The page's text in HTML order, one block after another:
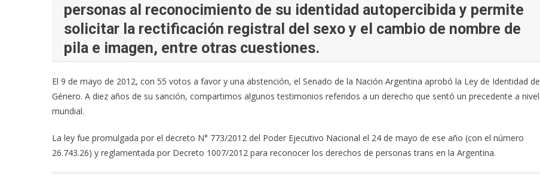
personas al reconocimiento de su identidad autopercibida y permite
solicitar la rectificación registral del sexo y el cambio de nombre de
pila e imagen, entre otras cuestiones.
El 9 de mayo de 2012, con 55 votos a favor y una abstención, el Senado de la Nación Argentina aprobó la Ley de Identidad de
Género. A diez años de su sanción, compartimos algunos testimonios referidos a un derecho que sentó un precedente a nivel
mundial.
La ley fue promulgada por el decreto N° 773/2012 del Poder Ejecutivo Nacional el 24 de mayo de ese año (con el número
26.743.26) y reglamentada por Decreto 1007/2012 para reconocer los derechos de personas trans en la Argentina.